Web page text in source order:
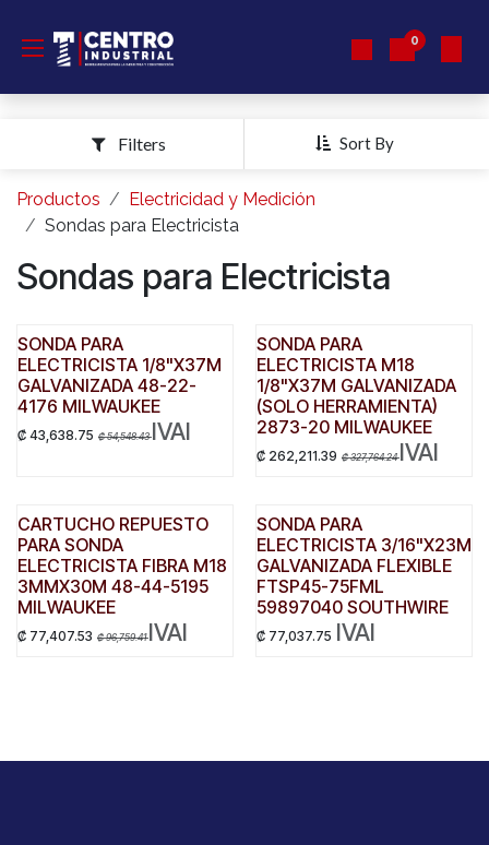
0
Sort By
Filters
Productos
Electricidad y Medición
Sondas para Electricista
Sondas para Electricista
SONDA PARA
ELECTRICISTA 1/8"X37M
GALVANIZADA 48-22-
4176 MILWAUKEE
₡ 43,638.75 ₡54,548.43 IVAI
SONDA PARA
ELECTRICISTA M18
1/8"X37M GALVANIZADA
(SOLO HERRAMIENTA)
2873-20 MILWAUKEE
₡ 262,211.39 ₡327,764.24 IVAI
CARTUCHO REPUESTO
PARA SONDA
ELECTRICISTA FIBRA M18
3MMX30M 48-44-5195
MILWAUKEE
₡ 77,407.53 ₡96,759.41 IVAI
SONDA PARA
ELECTRICISTA 3/16"X23M
GALVANIZADA FLEXIBLE
FTSP45-75FML
59897040 SOUTHWIRE
₡ 77,037.75 IVAI